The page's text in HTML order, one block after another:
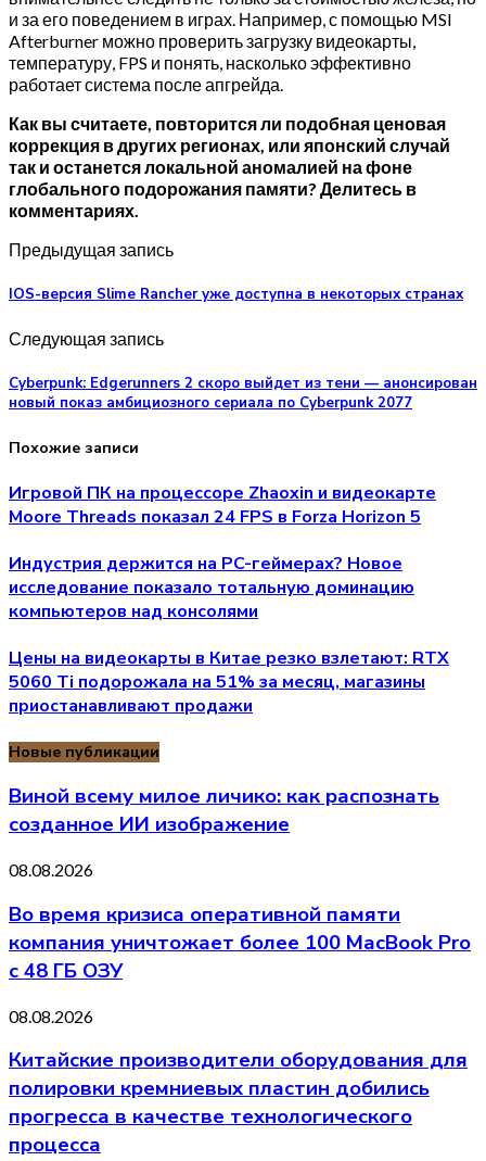
и за его поведением в играх. Например, с помощью MSI
Afterburner можно проверить загрузку видеокарты,
температуру, FPS и понять, насколько эффективно
работает система после апгрейда.
Как вы считаете, повторится ли подобная ценовая
коррекция в других регионах, или японский случай
так и останется локальной аномалией на фоне
глобального подорожания памяти? Делитесь в
комментариях.
Предыдущая запись
IOS-версия Slime Rancher уже доступна в некоторых странах
Следующая запись
Cyberpunk: Edgerunners 2 скоро выйдет из тени — анонсирован
новый показ амбициозного сериала по Cyberpunk 2077
Похожие записи
Игровой ПК на процессоре Zhaoxin и видеокарте
Moore Threads показал 24 FPS в Forza Horizon 5
Индустрия держится на PC-геймерах? Новое
исследование показало тотальную доминацию
компьютеров над консолями
Цены на видеокарты в Китае резко взлетают: RTX
5060 Ti подорожала на 51% за месяц, магазины
приостанавливают продажи
Новые публикации
Виной всему милое личико: как распознать
созданное ИИ изображение
08.08.2026
Во время кризиса оперативной памяти
компания уничтожает более 100 MacBook Pro
с 48 ГБ ОЗУ
08.08.2026
Китайские производители оборудования для
полировки кремниевых пластин добились
прогресса в качестве технологического
процесса